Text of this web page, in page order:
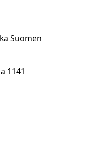
Suomen
1141